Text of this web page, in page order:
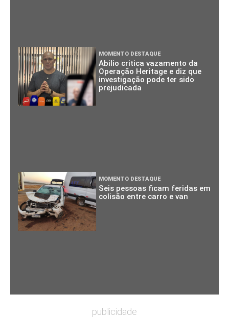
MOMENTO DESTAQUE
Abilio critica vazamento da
Operação Heritage e diz que
investigação pode ter sido
prejudicada
MOMENTO DESTAQUE
Seis pessoas ficam feridas em
colisão entre carro e van
publicidade